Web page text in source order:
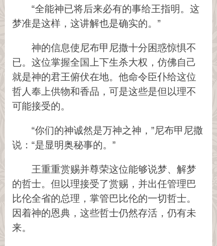
“全能神已将后来必有的事给王指明。这
梦准是这样，这讲解也是确实的。”
神的信息使尼布甲尼撒十分困惑惊惧不
已。这位掌握全国上下生杀大权，仿佛自己
就是神的君王俯伏在地。他命令臣仆给这位
哲人奉上供物和香品，可是这些是但以理不
可能接受的。
“你们的神诚然是万神之神，”尼布甲尼撒
说：“是显明奥秘事的。”
王重重赏赐并尊荣这位能够说梦、解梦
的哲士。但以理接受了赏赐，并出任管理巴
比伦全省的总理，掌管巴比伦的一切哲士。
因着神的恩典，这些哲士仍然存活，仍有未
来。